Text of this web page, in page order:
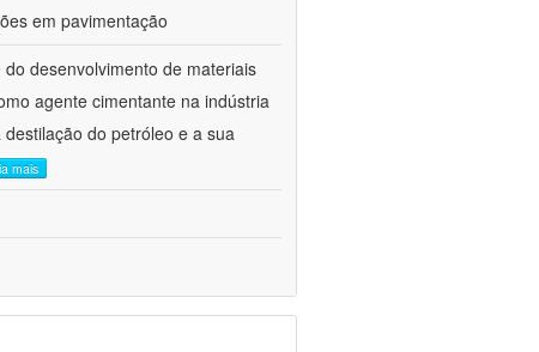
em pavimentação
desenvolvimento de materiais
agente cimentante na indústria
do petróleo e a sua
mais